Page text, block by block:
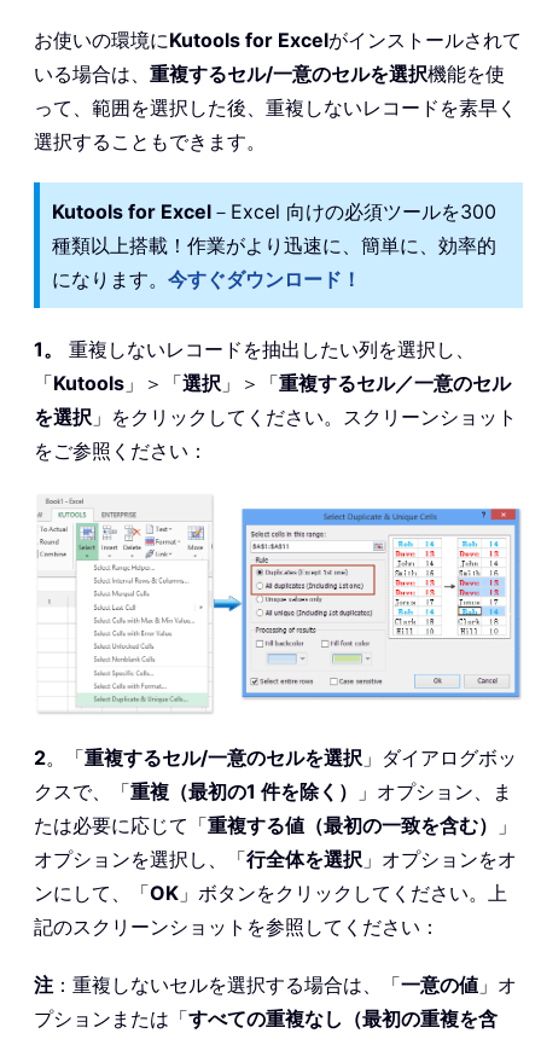
お使いの環境にKutools for Excelがインストールされて
いる場合は、 重複するセル/一意のセルを選択機能を使
って、範囲を選択した後、重複しないレコードを素早く
選択することもできます。
Kutools for Excel －Excel 向けの必須ツールを300
種類以上搭載！作業がより迅速に、簡単に、効率的
になります。 今すぐダウンロード！
1。
重複しないレコードを抽出したい列を選択し、
「Kutools 」＞「選択 」＞「重複するセル／一意のセル
を選択 」をクリックしてください。スクリーンショット
をご参照ください：
2。「重複するセル/一意のセルを選択 」ダイアログボッ
クスで、「重複（最初の1 件を除く）
」オプション、ま
たは必要に応じて「重複する値（最初の一致を含む）
」
オプションを選択し、「行全体を選択 」オプションをオ
ンにして、「OK 」ボタンをクリックしてください。上
記のスクリーンショットを参照してください：
注 ：重複しないセルを選択する場合は、「一意の値 」オ
プションまたは「すべての重複なし（最初の重複を含